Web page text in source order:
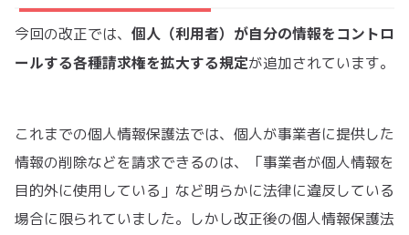
今回の改正では、 個人（利用者）が自分の情報をコントロ
ールする各種請求権を拡大する規定が追加されています。
これまでの個人情報保護法では、個人が事業者に提供した
情報の削除などを請求できるのは、「事業者が個人情報を
目的外に使用している」など明らかに法律に違反している
場合に限られていました。しかし改正後の個人情報保護法